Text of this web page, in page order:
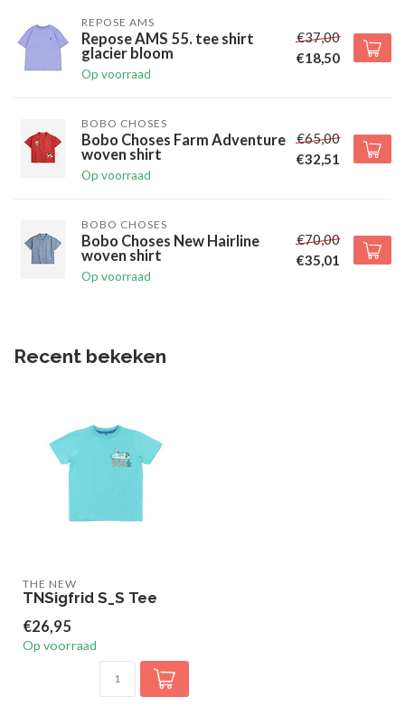
REPOSE AMS
Repose AMS 55. tee shirt
glacier bloom
Op voorraad
€37,00
€18,50
BOBO CHOSES
Bobo Choses Farm Adventure
woven shirt
Op voorraad
€65,00
€32,51
BOBO CHOSES
Bobo Choses New Hairline
woven shirt
Op voorraad
€70,00
€35,01
Recent bekeken
THE NEW
TNSigfrid S_S Tee
€26,95
Op voorraad